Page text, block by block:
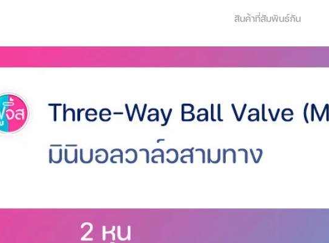
Keyword : ความคิดสร้างสรรค์ คนที่สามารถทำงานได้หลายอย่างสินค้าที่สัมพันธ์กัน